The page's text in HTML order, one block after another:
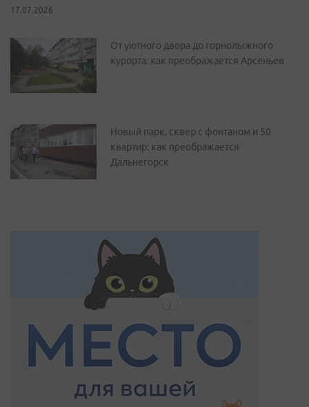
17.07.2026
От уютного двора до горнолыжного
курорта: как преображается Арсеньев
Новый парк, сквер с фонтаном и 50
квартир: как преображается
Дальнегорск